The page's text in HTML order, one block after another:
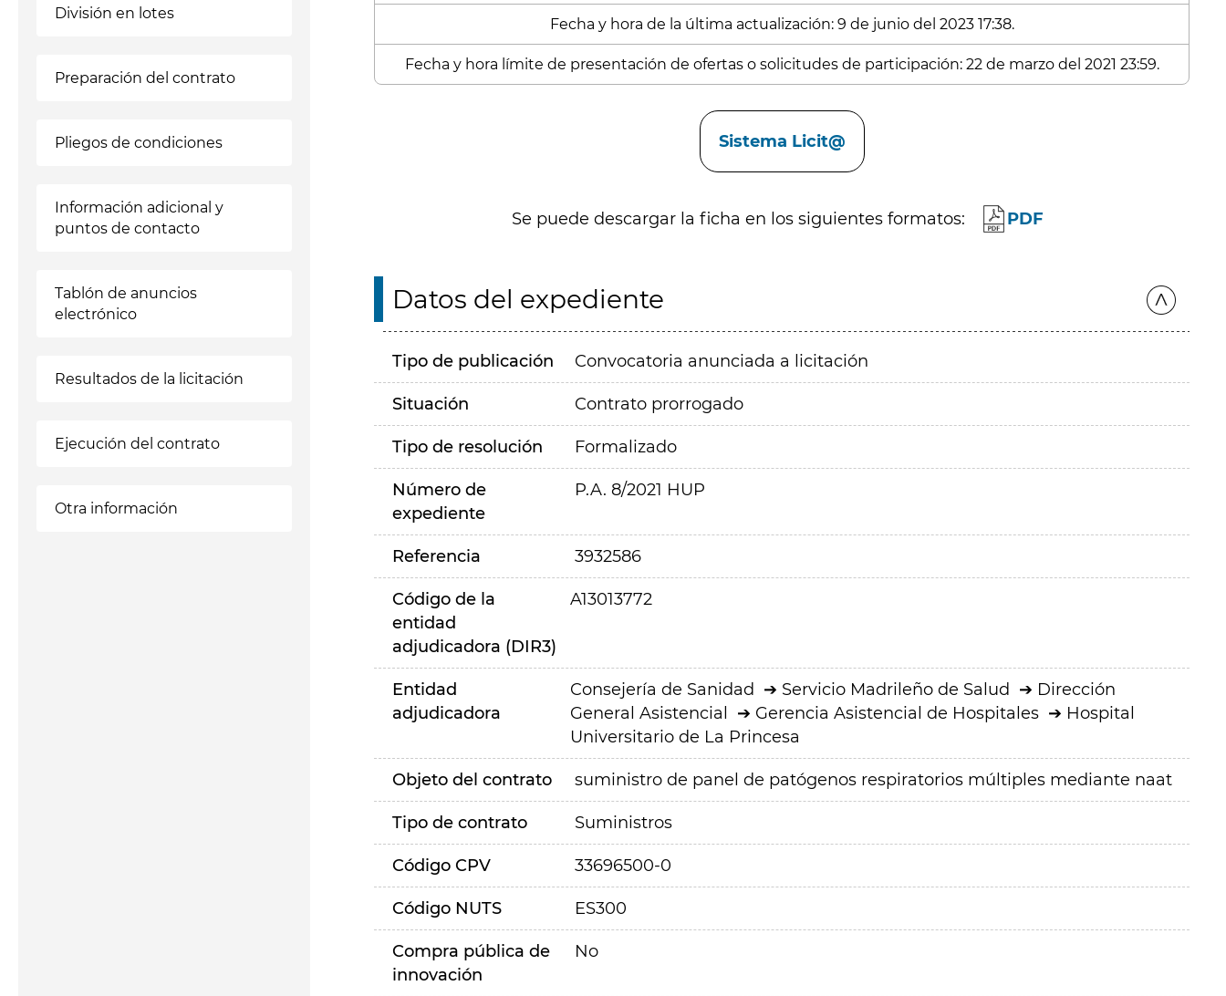
División en lotes
Preparación del contrato
Pliegos de condiciones
Información adicional y
puntos de contacto
Tablón de anuncios
electrónico
Resultados de la licitación
Ejecución del contrato
Otra información
Fecha y hora de la última actualización: 9 de junio del 2023 17:38.
Fecha y hora límite de presentación de ofertas o solicitudes de participación: 22 de marzo del 2021 23:59.
Sistema Licit@
Se puede descargar la ficha en los siguientes formatos: PDF
Datos del expediente
Tipo de publicación Convocatoria anunciada a licitación
Situación Contrato prorrogado
Tipo de resolución Formalizado
Número de
expediente
P.A. 8/2021 HUP
Referencia 3932586
Código de la
entidad
adjudicadora (DIR3)
A13013772
Entidad
adjudicadora
Consejería de Sanidad Servicio Madrileño de Salud
Dirección
General Asistencial
Gerencia Asistencial de Hospitales
Hospital
Universitario de La Princesa
Objeto del contrato suministro de panel de patógenos respiratorios múltiples mediante naat
Tipo de contrato Suministros
Código CPV 33696500-0
Código NUTS ES300
Compra pública de
innovación
No